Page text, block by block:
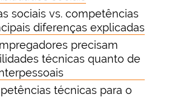
sociais vs. competências
diferenças explicadas
precisam
técnicas quanto de
técnicas para o